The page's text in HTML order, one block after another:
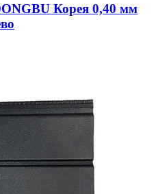
Корея 0,40 мм